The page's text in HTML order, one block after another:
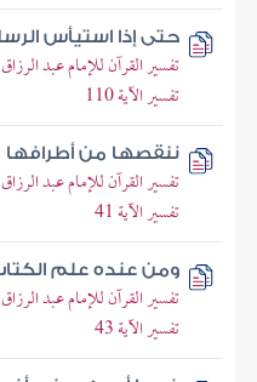
حتى إذا استيأس
تفسير القرآن للإمام عبد
تفسير الآية 110
ننقصها من أطرافها
تفسير القرآن للإمام عبد
تفسير الآية 41
ومن عنده علم
تفسير القرآن للإمام عبد
تفسير الآية 43